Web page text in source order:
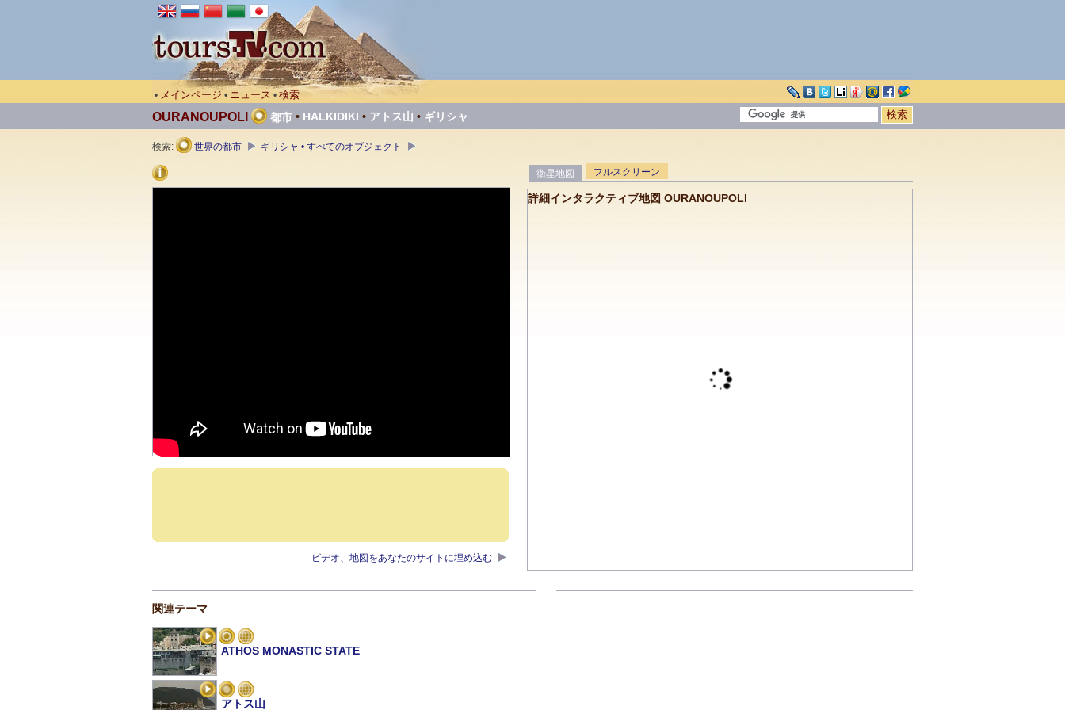
• メインページ • ニュース • 検索
OURANOUPOLI 都市 • HALKIDIKI • アトス山 • ギリシャ
検索: 世界の都市 ギリシャ • すべてのオブジェクト
ビデオ、地図をあなたのサイトに埋め込む
衛星地図 フルスクリーン
詳細インタラクティブ地図 OURANOUPOLI
関連テーマ
ATHOS MONASTIC STATE
アトス山